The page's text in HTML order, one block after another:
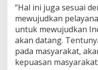
“Hal ini juga sesuai
mewujudkan
untuk mewujudkan
akan datang.
pada masyarakat,
kepuasan